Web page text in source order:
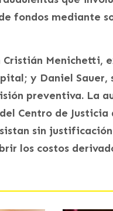
fondos mediante
Menichetti,
y Daniel Sauer,
preventiva. La
Centro de Justicia
sin
los costos